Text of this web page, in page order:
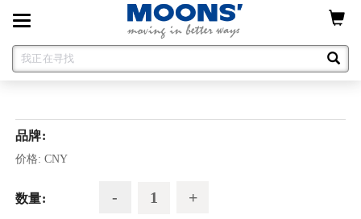
Toggle
navigation
品牌:
价格: CNY
数量: